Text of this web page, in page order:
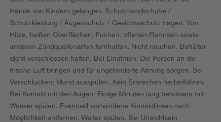
Hände von Kindern gelangen. Schutzhandschuhe /
Schutzkleidung / Augenschutz / Gesichtsschutz tragen. Von
Hitze, heißen Oberflächen, Funken, offenen Flammen sowie
anderen Zündquellenarten fernhalten. Nicht rauchen. Behälter
dicht verschlossen halten. Bei Einatmen: Die Person an die
frische Luft bringen und für ungehinderte Atmung sorgen. Bei
Verschlucken: Mund ausspülen. Kein Erbrechen herbeiführen.
Bei Kontakt mit den Augen: Einige Minuten lang behutsam mit
Wasser spülen. Eventuell vorhandene Kontaktlinsen nach
Möglichkeit entfernen. Weiter spülen. Bei Unwohlsein